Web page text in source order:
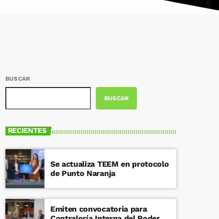
BUSCAR
BUSCAR
RECIENTES
Se actualiza TEEM en protocolo
de Punto Naranja
Emiten convocatoria para